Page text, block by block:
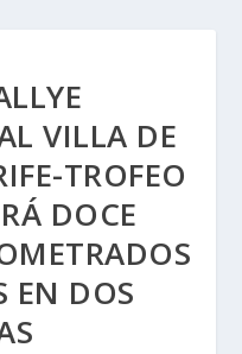
VILLA DE
TROFEO
DOCE
EN DOS